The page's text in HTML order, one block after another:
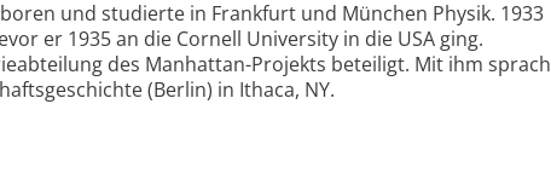
und studierte in Frankfurt und München Physik. 1933
er 1935 an die Cornell University in die USA ging.
des Manhattan-Projekts beteiligt. Mit ihm sprach
(Berlin) in Ithaca, NY.